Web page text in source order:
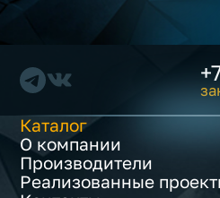
Каталог
О компании
Производители
Реализованные